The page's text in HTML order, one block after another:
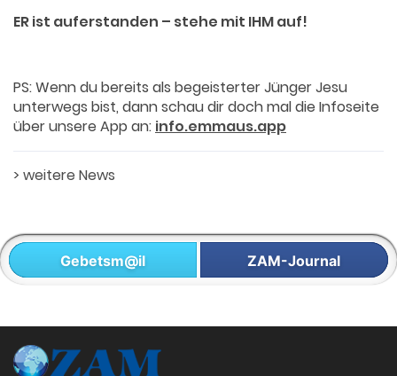
ER ist auferstanden – stehe mit IHM auf!
PS: Wenn du bereits als begeisterter Jünger Jesu
unterwegs bist, dann schau dir doch mal die Infoseite
über unsere App an: info.emmaus.app
> weitere News
Gebetsm@il ZAM-Journal